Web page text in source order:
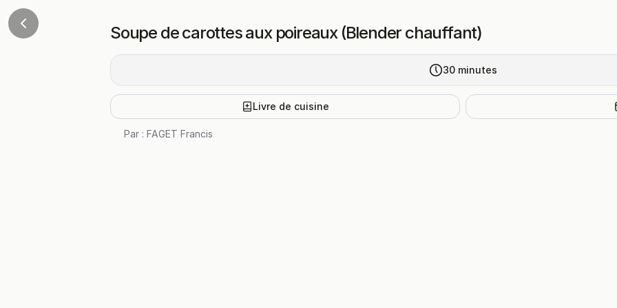
Soupe de carottes aux poireaux (Blender chauffant)
30 minutes
Livre de cuisine
Par : FAGET Francis